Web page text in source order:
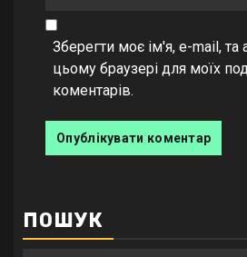
Зберегти моє ім'я, e-mail, та
цьому браузері для моїх
коментарів.
ПОШУК